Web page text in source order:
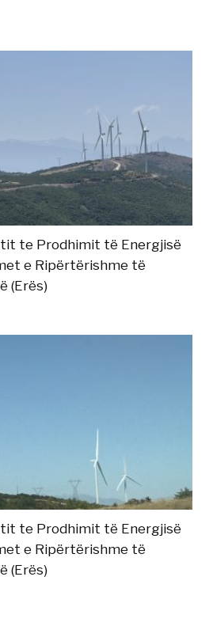
te Prodhimit të Energjisë
e Ripërtërishme të
(Erës)
te Prodhimit të Energjisë
e Ripërtërishme të
(Erës)